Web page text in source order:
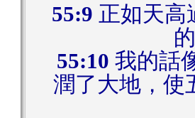
55:9 正如天高
55:10 我的話
潤了大地，使